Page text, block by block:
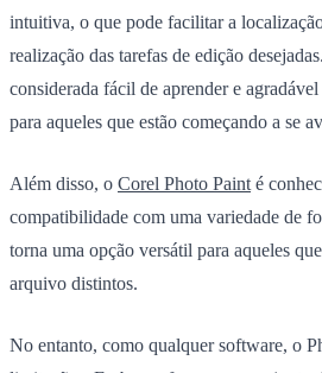
intuitiva, o que pode facilitar a
realização das tarefas de edição
considerada fácil de aprender e
para aqueles que estão começando a se
Além disso, o Corel Photo Paint é
compatibilidade com uma variedade de
torna uma opção versátil para aqueles
arquivo distintos.
No entanto, como qualquer software, o